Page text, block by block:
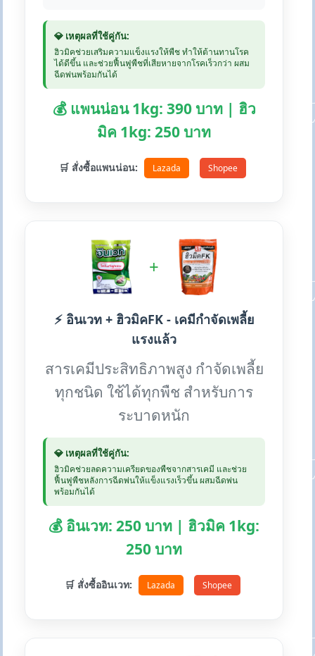
💎 เหตุผลที่ใช้คู่กัน:
ฮิวมิคช่วยเสริมความแข็งแรงให้พืช ทำให้ต้านทานโรค
ได้ดีขึ้น และช่วยฟื้นฟูพืชที่เสียหายจากโรคเร็วกว่า ผสม
ฉีดพ่นพร้อมกันได้
💰 แพนน่อน 1kg: 390 บาท | ฮิว
มิค 1kg: 250 บาท
🛒 สั่งซื้อแพนน่อน: Lazada Shopee
+
⚡ อินเวท + ฮิวมิคFK - เคมีกำจัดเพลี้ย
แรงแล้ว
สารเคมีประสิทธิภาพสูง กำจัดเพลี้ย
ทุกชนิด ใช้ได้ทุกพืช สำหรับการ
ระบาดหนัก
💎 เหตุผลที่ใช้คู่กัน:
ฮิวมิคช่วยลดความเครียดของพืชจากสารเคมี และช่วย
ฟื้นฟูพืชหลังการฉีดพ่นให้แข็งแรงเร็วขึ้น ผสมฉีดพ่น
พร้อมกันได้
💰 อินเวท: 250 บาท | ฮิวมิค 1kg:
250 บาท
🛒 สั่งซื้ออินเวท: Lazada Shopee